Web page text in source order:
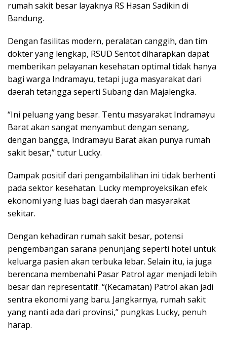
rumah sakit besar layaknya RS Hasan Sadikin di
Bandung.
Dengan fasilitas modern, peralatan canggih, dan tim
dokter yang lengkap, RSUD Sentot diharapkan dapat
memberikan pelayanan kesehatan optimal tidak hanya
bagi warga Indramayu, tetapi juga masyarakat dari
daerah tetangga seperti Subang dan Majalengka.
“Ini peluang yang besar. Tentu masyarakat Indramayu
Barat akan sangat menyambut dengan senang,
dengan bangga, Indramayu Barat akan punya rumah
sakit besar,” tutur Lucky.
Dampak positif dari pengambilalihan ini tidak berhenti
pada sektor kesehatan. Lucky memproyeksikan efek
ekonomi yang luas bagi daerah dan masyarakat
sekitar.
Dengan kehadiran rumah sakit besar, potensi
pengembangan sarana penunjang seperti hotel untuk
keluarga pasien akan terbuka lebar. Selain itu, ia juga
berencana membenahi Pasar Patrol agar menjadi lebih
besar dan representatif. “(Kecamatan) Patrol akan jadi
sentra ekonomi yang baru. Jangkarnya, rumah sakit
yang nanti ada dari provinsi,” pungkas Lucky, penuh
harap.